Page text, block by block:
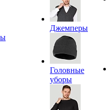
Джемперы
Головные
уборы